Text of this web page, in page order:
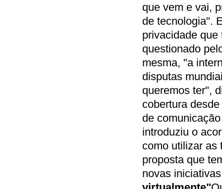
que vem e vai,
de tecnologia".
privacidade
questionado
mesma, "a
disputas
queremos ter",
cobertura
de
introduziu o
como utilizar as
proposta que
novas